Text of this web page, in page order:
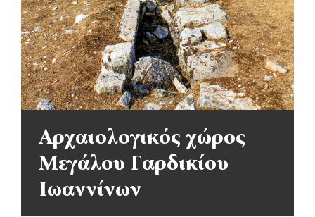
Αρχαιολογικός χώρος
Μεγάλου Γαρδικίου
Ιωαννίνων